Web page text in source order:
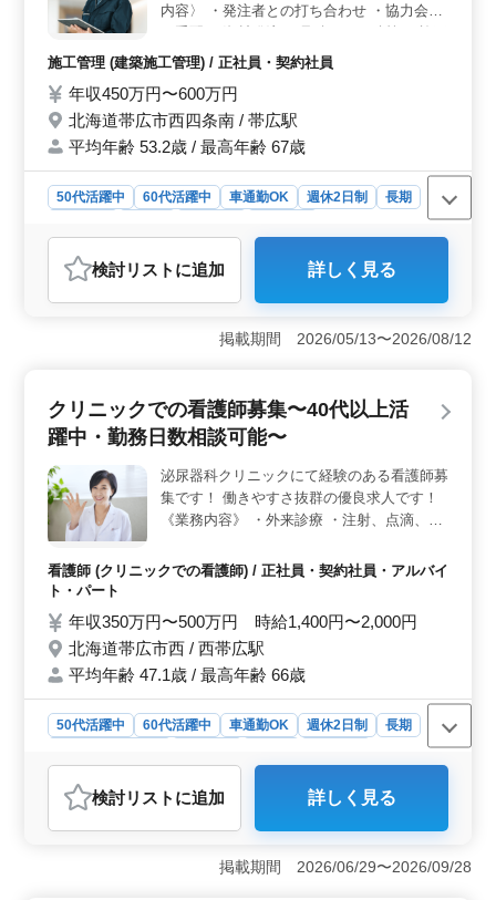
います。 ＜高水準の給与と福利厚生＞ 年収700万
円〜1000万円という高水準の給与に加え、通勤手当は全
額支給されます。また、雇用・労災・健康・厚生などの
福利厚生も整っており、安心して働ける環境が整ってい
ます。
内容〉 ・発注者との打ち合わせ ・協力会社
管理業務（安全・工程・品質・原価） ・竣
な工事内容〉 病院・福祉施設/公共施設/商業
施設/住宅・マンション/教育・文化施設 土日
祝しっかり休める環境です◎プライベートも
です！ 今までの豊富な経験を生かしてぜひ
活躍いただける方、 ご応募お待ちしており
施工管理 (建築施工管理) / 正社員・契約社員
年収450万円〜600万円
北海道帯広市西四条南 / 帯広駅
平均年齢 53.2歳 / 最高年齢 67歳
50代活躍中 60代活躍中 車通勤OK 週休2日制
長期
おすすめポイント
＜働きやすさ＞ 週休2日制で土日祝日がしっかり休め、
プライベートも充実した環境です。帯広駅からの車通勤
自分の時間を大切にできます。 ＜キャリアチャンス
以上あれば、即戦力として期待されます。豊富な経験を
活かして、新たなキャリアを築きましょう。 ＜業務
内容＞ 建築現場の施工管理業務に従事し、発注者との
打ち合わせや協力会社の手配、資材発注、施工管理業務
などを担当します。CADでの図面修正業務も行い、幅広
いスキルを活かすことができます。年間休日123日で、プ
ライベートも充実させながら働ける職場です。
検討リスト に追加 詳しく見る
掲載期間 2026/05/13〜2026/08/12
クリニックでの看護師募集〜40代以上活
躍中・勤務日数相談可能〜
泌尿器科クリニックにて経験のある看護師募
集です！ 働きやすさ抜群の優良求人です！
《業務内容》 ・外来診療 ・注射、点滴、採
洗浄、消毒 ・薬品や備品・器具の発注 ・バ
可能
看護師 (クリニックでの看護師) / 正社員・契約社員・アルバイ
ト・パート
年収350万円〜500万円 時給1,400円〜2,000円
北海道帯広市西 / 西帯広駅
平均年齢 47.1歳 / 最高年齢 66歳
50代活躍中 60代活躍中 車通勤OK 週休2日制
長期
おすすめポイント
＜働きやすさ＞ この求人は、40代以上の方が活躍でき
る環境であり、勤務日数に関しても柔軟に相談が可能で
す。さらに、車通勤が可能であり、週休2日制度が導入さ
検討リスト に追加 詳しく見る
掲載期間 2026/06/29〜2026/09/28